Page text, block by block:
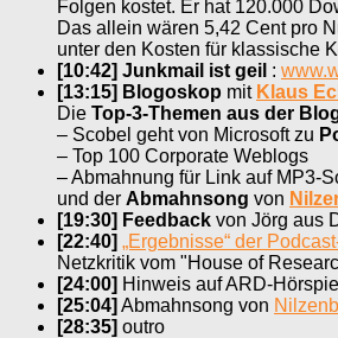
Folgen kostet. Er hat 120.000
Das allein wären 5,42 Cent pro
unter den Kosten für klassische
[10:42] Junkmail ist geil :
[13:15] Blogoskop mit Klaus
Die Top-3-Themen aus der
– Scobel geht von Microsoft zu
– Top 100 Corporate Weblogs
– Abmahnung für Link auf MP3-
und der Abmahnsong von
[19:30] Feedback von Jörg aus
[22:40] „Ergebnisse“ der
Netzkritik vom "House of
[24:00] Hinweis auf ARD-
[25:04] Abmahnsong von
[28:35] outro